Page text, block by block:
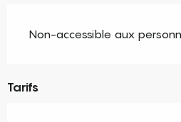
Non-accessible aux
Tarifs